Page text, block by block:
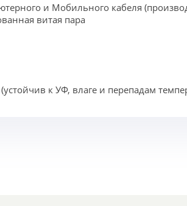
и Мобильного кабеля
витая пара
к УФ, влаге и перепадам